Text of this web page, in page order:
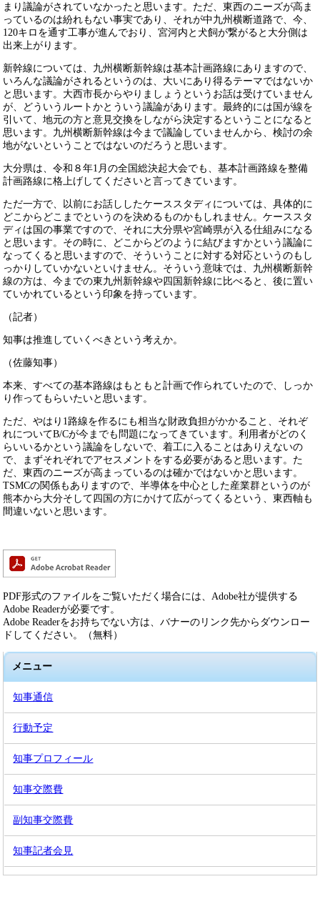
まり議論がされていなかったと思います。ただ、東西のニーズが高ま
っているのは紛れもない事実であり、それが中九州横断道路で、今、
120キロを通す工事が進んでおり、宮河内と犬飼が繋がると大分側は
出来上がります。
新幹線については、九州横断新幹線は基本計画路線にありますので、
いろんな議論がされるというのは、大いにあり得るテーマではないか
と思います。大西市長からやりましょうというお話は受けていません
が、どういうルートかとういう議論があります。最終的には国が線を
引いて、地元の方と意見交換をしながら決定するということになると
思います。九州横断新幹線は今まで議論していませんから、検討の余
地がないということではないのだろうと思います。
大分県は、令和８年1月の全国総決起大会でも、基本計画路線を整備
計画路線に格上げしてくださいと言ってきています。
ただ一方で、以前にお話ししたケーススタディについては、具体的に
どこからどこまでというのを決めるものかもしれません。ケーススタ
ディは国の事業ですので、それに大分県や宮崎県が入る仕組みになる
と思います。その時に、どこからどのように結びますかという議論に
なってくると思いますので、そういうことに対する対応というのもし
っかりしていかないといけません。そういう意味では、九州横断新幹
線の方は、今までの東九州新幹線や四国新幹線に比べると、後に置い
ていかれているという印象を持っています。
（記者）
知事は推進していくべきという考えか。
（佐藤知事）
本来、すべての基本路線はもともと計画で作られていたので、しっか
り作ってもらいたいと思います。
ただ、やはり1路線を作るにも相当な財政負担がかかること、それぞ
れについてB/Cが今までも問題になってきています。利用者がどのく
らいいるかという議論をしないで、着工に入ることはありえないの
で、まずそれぞれでアセスメントをする必要があると思います。た
だ、東西のニーズが高まっているのは確かではないかと思います。
TSMCの関係もありますので、半導体を中心とした産業群というのが
熊本から大分そして四国の方にかけて広がってくるという、東西軸も
間違いないと思います。
PDF形式のファイルをご覧いただく場合には、Adobe社が提供する
Adobe Readerが必要です。
Adobe Readerをお持ちでない方は、バナーのリンク先からダウンロー
ドしてください。（無料）
メニュー
知事通信
行動予定
知事プロフィール
知事交際費
副知事交際費
知事記者会見